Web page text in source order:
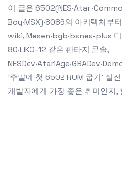
이 글은
Boy·MSX)·8086의 아키텍처부터
wiki, Mesen·bgb·bsnes-plus 디
80·LIKO-12 같은 판타지 콘솔,
'주말에 첫 6502 ROM 굽기' 실
개발자에게 가장 좋은 취미인지,